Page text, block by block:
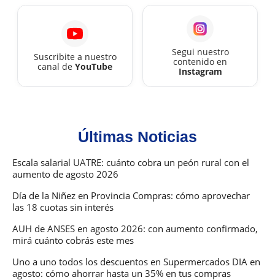
Suscribite a nuestro
canal de YouTube
Segui nuestro
contenido en
Instagram
Últimas Noticias
Escala salarial UATRE: cuánto cobra un peón rural con el
aumento de agosto 2026
Día de la Niñez en Provincia Compras: cómo aprovechar
las 18 cuotas sin interés
AUH de ANSES en agosto 2026: con aumento confirmado,
mirá cuánto cobrás este mes
Uno a uno todos los descuentos en Supermercados DIA en
agosto: cómo ahorrar hasta un 35% en tus compras